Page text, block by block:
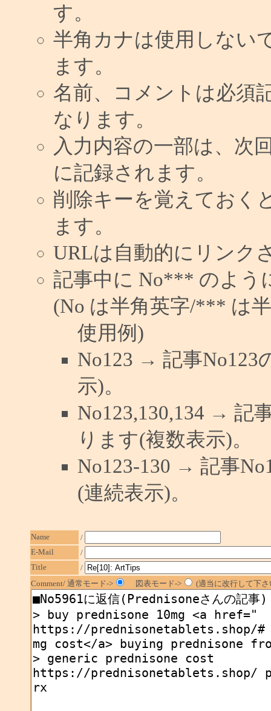
す。
半角カナは使用しない
ます。
名前、コメントは必須
なります。
入力内容の一部は、次
に記録されます。
削除キーを覚えておく
ます。
URLは自動的にリンク
記事中に No*** のよう
(No は半角英字/*** は
使用例)
No123 → 記事No123
示)。
No123,130,134 → 記
ります(複数表示)。
No123-130 → 記事
(連続表示)。
Name
/
E-Mail
/
Title
/
Comment/ 通常モード->
図表モード-> (適当に改行して下